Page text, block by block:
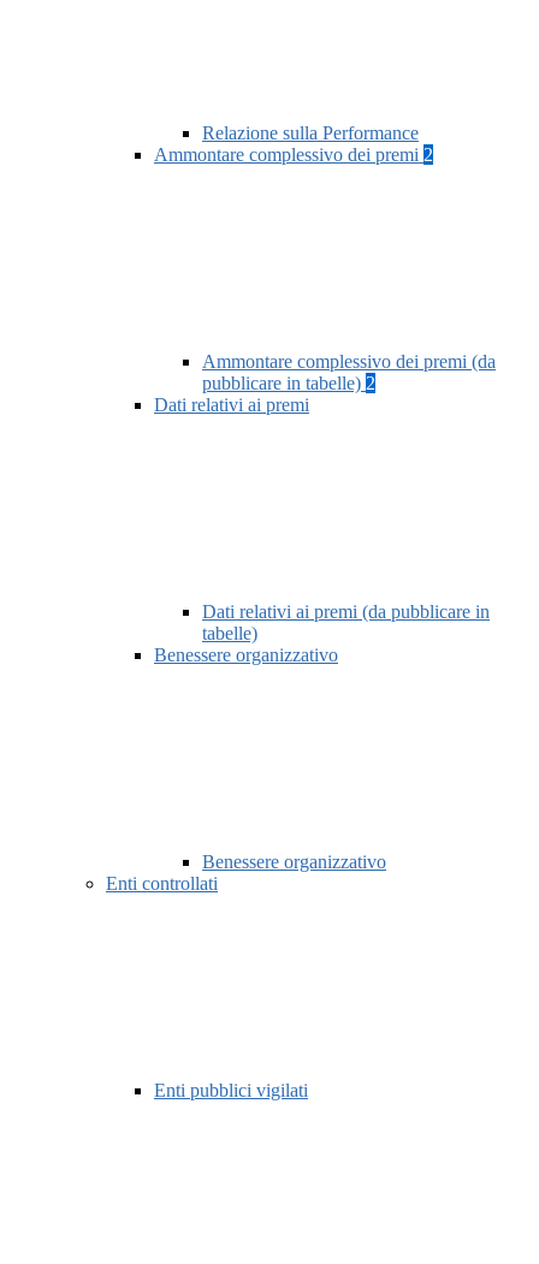
Relazione sulla Performance
Ammontare complessivo dei premi 2
Ammontare complessivo dei premi (da
pubblicare in tabelle) 2
Dati relativi ai premi
Dati relativi ai premi (da pubblicare in
tabelle)
Benessere organizzativo
Benessere organizzativo
Enti controllati
Enti pubblici vigilati